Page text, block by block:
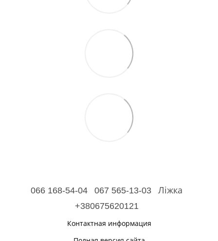
066 168-54-04 067 565-13-03
Ліжка
+380675620121
Контактная информация